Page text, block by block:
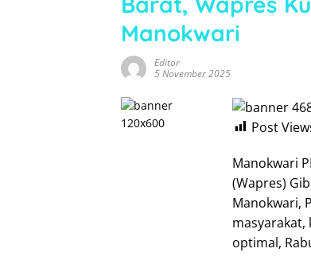
Manokwari
Editor
5 November 2025
Post
Manokwari
(Wapres)
Manokwari,
masyarakat,
optimal,